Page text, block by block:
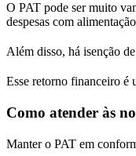
O PAT pode ser muito
despesas com
Além disso, há isenção
Esse retorno financeiro é
Como atender às
Manter o PAT em